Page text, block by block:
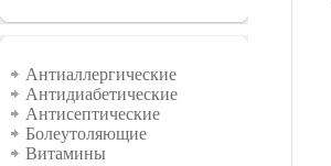
Группы
Антиаллергические
Антидиабетические
Антисептические
Болеутоляющие
Витамины